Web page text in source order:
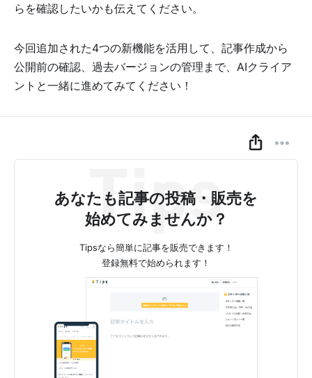
らを確認したいかも伝えてください。
今回追加された4つの新機能を活用して、記事作成から
公開前の確認、過去バージョンの管理まで、AIクライア
ントと一緒に進めてみてください！
あなたも記事の投稿・販売を
始めてみませんか？
Tipsなら簡単に記事を販売できます！
登録無料で始められます！